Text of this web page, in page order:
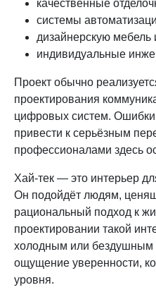
качественные
системы
дизайнерскую мебель
индивидуальные
Проект обычно
проектирования
цифровых систем. Ошибки
привести к серьёзным
профессионалами здесь
Хай-тек — это интерьер
Он подойдёт людям,
рациональный подход к
проектировании такой
холодным или бездушным
ощущение уверенности,
уровня.